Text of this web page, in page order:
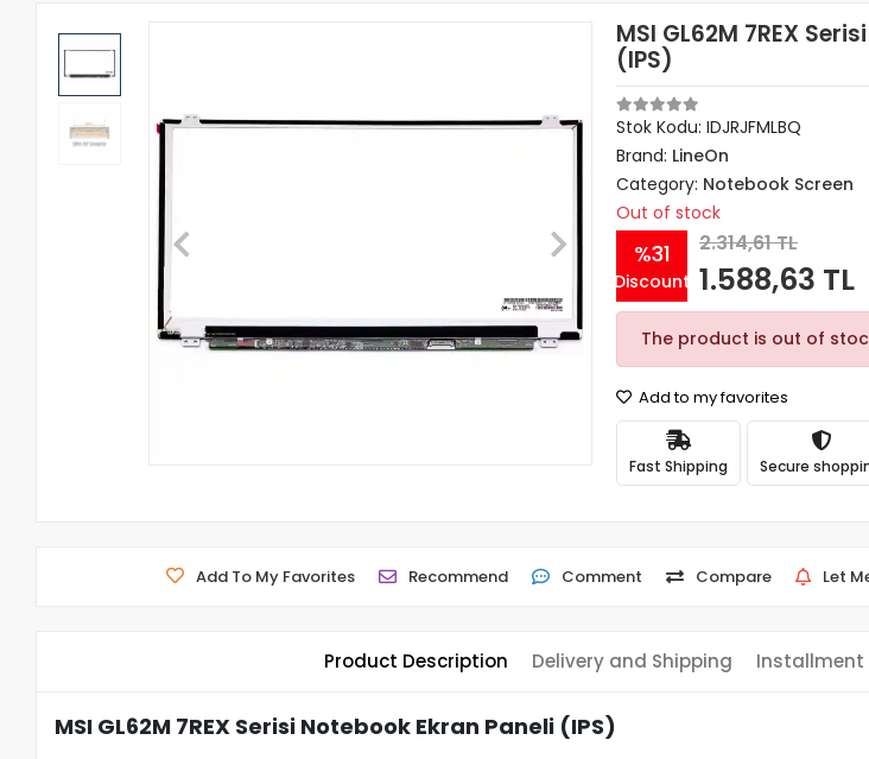
MSI GL62M 7REX
(IPS)
Stok Kodu: IDJRJFMLBQ
Brand: LineOn
Category: Notebook Screen
Out of stock
%31
Discount
2.314,61 TL
1.588,63 TL
The product is out of
Add to my favorites
Fast Shipping Secure
Add To My Favorites Recommend Comment Compare Let
Product Description Delivery and Shipping Installment
MSI GL62M 7REX Serisi Notebook Ekran Paneli (IPS)